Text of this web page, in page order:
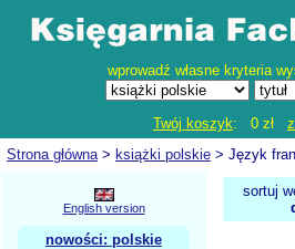
wprowadź własne kryteria
Twój koszyk: 0 zł
Strona główna> książki polskie > Język
English version
nowości: polskie
sortuj